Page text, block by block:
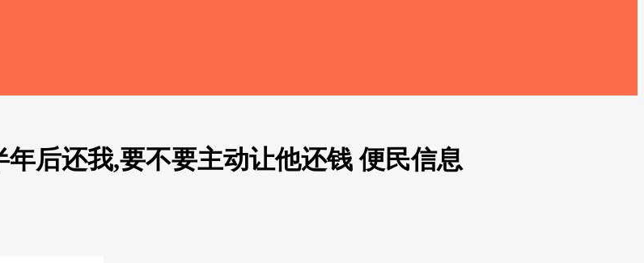
后还我,要不要主动让他还钱 便民信息